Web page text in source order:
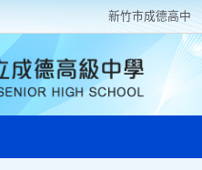
新竹巿成德高中